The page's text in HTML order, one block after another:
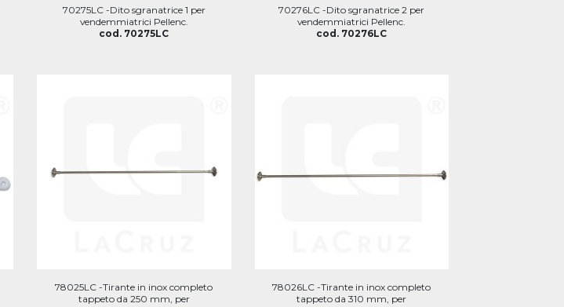
70275LC -Dito sgranatrice 1 per
vendemmiatrici Pellenc.
cod. 70275LC
70276LC -Dito sgranatrice 2 per
vendemmiatrici Pellenc.
cod. 70276LC
78025LC -Tirante in inox completo
tappeto da 250 mm, per
78026LC -Tirante in inox completo
tappeto da 310 mm, per